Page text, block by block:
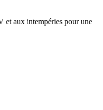
et aux intempéries pour une